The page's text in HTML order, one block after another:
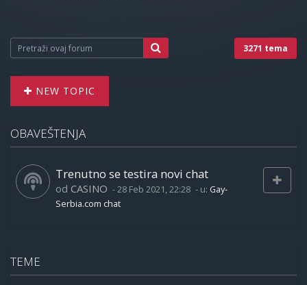
3271 tema
NEW TOPIC
OBAVEŠTENJA
Trenutno se testira novi chat
od CASINO -28 Feb 2021, 22:28 - u: Gay-
Serbia.com chat
TEME